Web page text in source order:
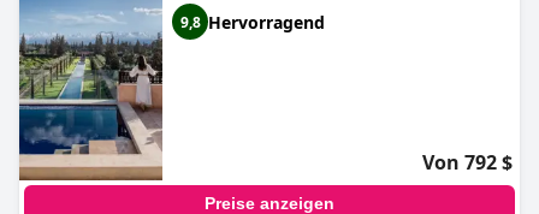
9,8 Hervorragend
Von 792 $
Preise anzeigen